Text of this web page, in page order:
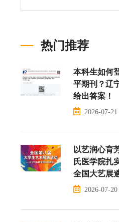
热门推荐
本科生如何
平期刊？辽
给出答案！
2026-07-21
以艺润心育
氏医学院扎
全国大艺展
2026-07-20